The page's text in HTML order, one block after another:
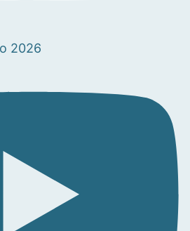
2026